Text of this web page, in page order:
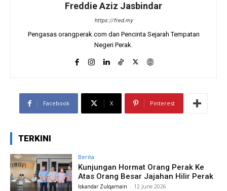
Freddie Aziz Jasbindar
https://fred.my
Pengasas orangperak.com dan Pencinta Sejarah Tempatan
Negeri Perak.
Facebook X Pinterest
TERKINI
Berita
Kunjungan Hormat Orang Perak Ke
Atas Orang Besar Jajahan Hilir Perak
Iskandar Zulqarnain - 12 June 2026